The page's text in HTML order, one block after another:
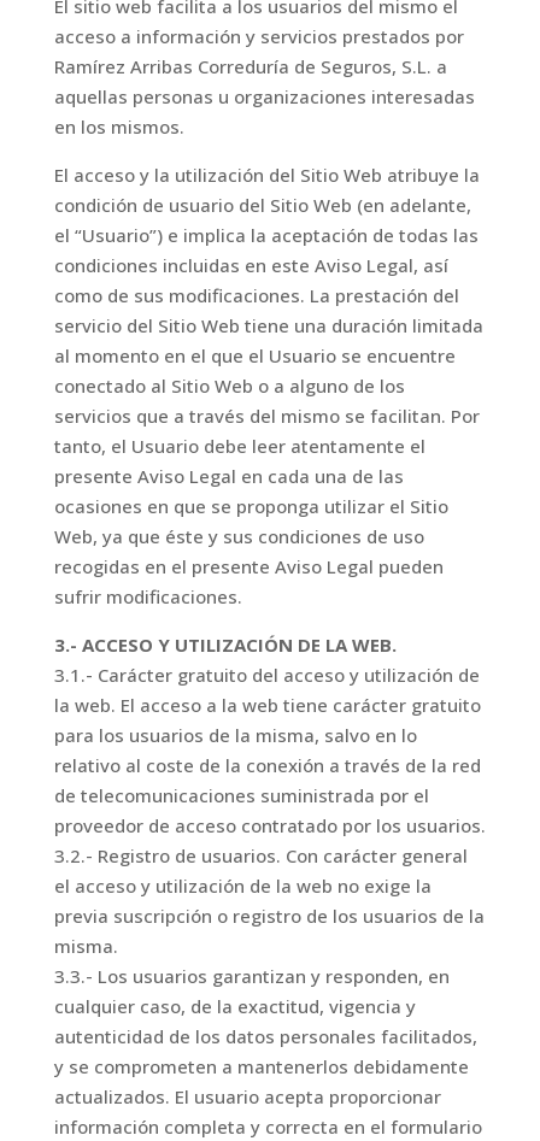
El sitio web facilita a los usuarios del mismo el
acceso a información y servicios prestados por
Ramírez Arribas Correduría de Seguros, S.L. a
aquellas personas u organizaciones interesadas
en los mismos.
El acceso y la utilización del Sitio Web atribuye la
condición de usuario del Sitio Web (en adelante,
el “Usuario”) e implica la aceptación de todas las
condiciones incluidas en este Aviso Legal, así
como de sus modificaciones. La prestación del
servicio del Sitio Web tiene una duración limitada
al momento en el que el Usuario se encuentre
conectado al Sitio Web o a alguno de los
servicios que a través del mismo se facilitan. Por
tanto, el Usuario debe leer atentamente el
presente Aviso Legal en cada una de las
ocasiones en que se proponga utilizar el Sitio
Web, ya que éste y sus condiciones de uso
recogidas en el presente Aviso Legal pueden
sufrir modificaciones.
3.- ACCESO Y UTILIZACIÓN DE LA WEB.
3.1.- Carácter gratuito del acceso y utilización de
la web. El acceso a la web tiene carácter gratuito
para los usuarios de la misma, salvo en lo
relativo al coste de la conexión a través de la red
de telecomunicaciones suministrada por el
proveedor de acceso contratado por los usuarios.
3.2.- Registro de usuarios. Con carácter general
el acceso y utilización de la web no exige la
previa suscripción o registro de los usuarios de la
misma.
3.3.- Los usuarios garantizan y responden, en
cualquier caso, de la exactitud, vigencia y
autenticidad de los datos personales facilitados,
y se comprometen a mantenerlos debidamente
actualizados. El usuario acepta proporcionar
información completa y correcta en el formulario